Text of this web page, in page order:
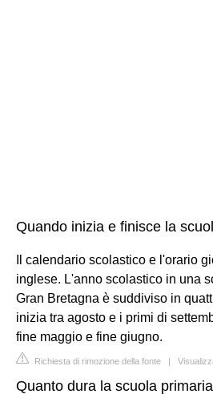
Quando inizia e finisce la
Il calendario scolastico e l'orario
inglese. L'anno scolastico in una
Gran Bretagna è suddiviso in
inizia tra agosto e i primi di
fine maggio e fine giugno.
Richiesta di rimozione della fonte |
Quanto dura la scuola